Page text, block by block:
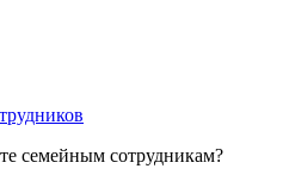
семейным сотрудникам?